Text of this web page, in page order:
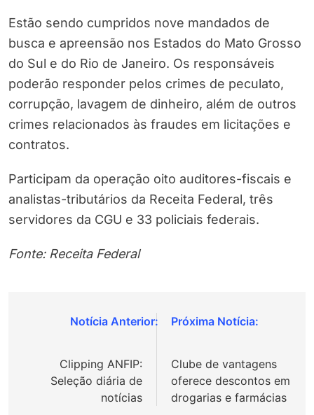
Estão sendo cumpridos nove mandados de
busca e apreensão nos Estados do Mato Grosso
do Sul e do Rio de Janeiro. Os responsáveis
poderão responder pelos crimes de peculato,
corrupção, lavagem de dinheiro, além de outros
crimes relacionados às fraudes em licitações e
contratos.
Participam da operação oito auditores-fiscais e
analistas-tributários da Receita Federal, três
servidores da CGU e 33 policiais federais.
Fonte: Receita Federal
Navegação
Post
Clipping ANFIP:
Seleção diária de
notícias
Clube de vantagens
oferece descontos em
drogarias e farmácias